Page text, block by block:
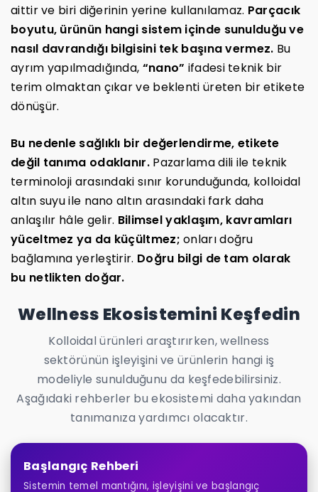
aittir ve biri diğerinin yerine kullanılamaz. Parçacık
boyutu, ürünün hangi sistem içinde sunulduğu ve
nasıl davrandığı bilgisini tek başına vermez. Bu
ayrım yapılmadığında, “nano” ifadesi teknik bir
terim olmaktan çıkar ve beklenti üreten bir etikete
dönüşür.
Bu nedenle sağlıklı bir değerlendirme, etikete
değil tanıma odaklanır.Pazarlama dili ile teknik
terminoloji arasındaki sınır korunduğunda, kolloidal
altın suyu ile nano altın arasındaki fark daha
anlaşılır hâle gelir. Bilimsel yaklaşım, kavramları
yüceltmez ya da küçültmez; onları doğru
bağlamına yerleştirir. Doğru bilgi de tam olarak
bu netlikten doğar.
Wellness Ekosistemini Keşfedin
Kolloidal ürünleri araştırırken, wellness
sektörünün işleyişini ve ürünlerin hangi iş
modeliyle sunulduğunu da keşfedebilirsiniz.
Aşağıdaki rehberler bu ekosistemi daha yakından
tanımanıza yardımcı olacaktır.
Başlangıç Rehberi
Sistemin temel mantığını, işleyişini ve başlangıç